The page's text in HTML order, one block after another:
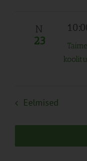
N
23
Eelmised